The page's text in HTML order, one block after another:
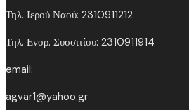
Τηλ. Ιερού Ναού: 2310911212
Τηλ. Ενορ. Συσσιτίου: 2310911914
email:
agvar1@yahoo.gr